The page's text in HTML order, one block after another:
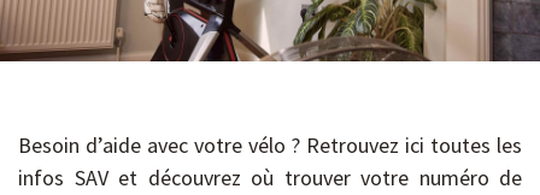
Besoin d’aide avec votre vélo ? Retrouvez ici toutes les
infos SAV et découvrez où trouver votre numéro de